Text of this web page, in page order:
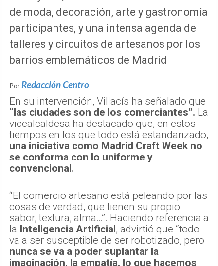
Por Redacción Centro
En su intervención, Villacís ha señalado que
“las ciudades son de los comerciantes”.La
vicealcaldesa ha destacado que, en estos
tiempos en los que todo está estandarizado,
una iniciativa como Madrid Craft Week no
se conforma con lo uniforme y
convencional.
“El comercio artesano está peleando por las
cosas de verdad, que tienen su propio
sabor, textura, alma…”. Haciendo referencia a
laInteligencia Artificial, advirtió que “todo
va a ser susceptible de ser robotizado, pero
nunca se va a poder suplantar la
con nuestras manos…Eso es la artesanía”.
Y concluyó: “Estamos en el momento
oportuno paracuidarlo, preservarlo y
ponerlo en valor.Hay que pelear por lo que
nos hace únicos. Yo seguiré defendiéndolo
esté donde esté”.